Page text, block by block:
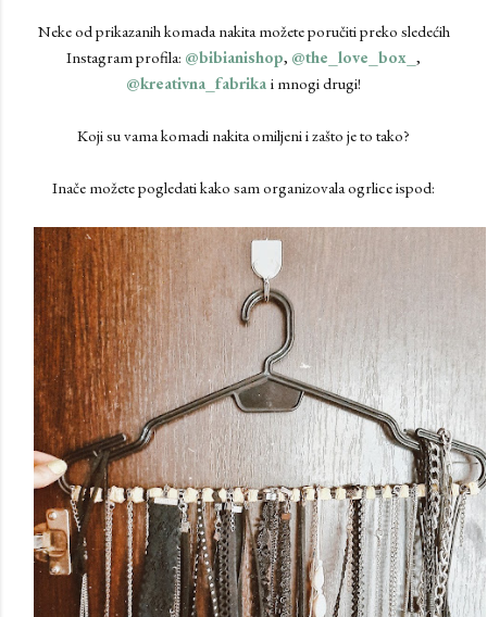
Neke od prikazanih komada nakita možete poručiti preko sledećih
Instagram profila: @bibianishop, @the_love_box_ ,
@kreativna_fabrika i mnogi drugi!
Koji su vama komadi nakita omiljeni i zašto je to tako?
Inače možete pogledati kako sam organizovala ogrlice ispod: